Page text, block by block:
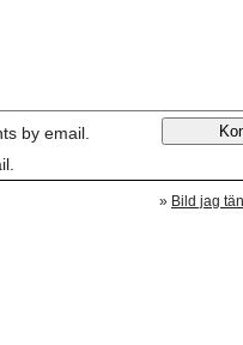
by email.
» Bild jag